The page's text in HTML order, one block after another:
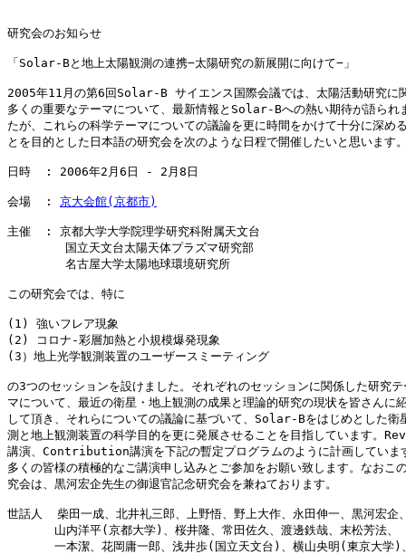
研究会のお知らせ
「Solar-Bと地上太陽観測の連携−太陽研究の新展開に向けて−」
2005年11月の第6回Solar-B サイエンス国際会議では、太陽活動研究に
多くの重要なテーマについて、最新情報とSolar-Bへの熱い期待が語られ
たが、これらの科学テーマについての議論を更に時間をかけて十分に深め
とを目的とした日本語の研究会を次のような日程で開催したいと思います
日時  : 2006年2月6日 - 2月8日
会場  : 京大会館(京都市)
主催  : 京都大学大学院理学研究科附属天文台
        国立天文台太陽天体プラズマ研究部
        名古屋大学太陽地球環境研究所
この研究会では、特に
(1) 強いフレア現象
(2) コロナ-彩層加熱と小規模爆発現象
(3）地上光学観測装置のユーザースミーティング
の3つのセッションを設けました。それぞれのセッションに関係した研究テ
マについて、最近の衛星・地上観測の成果と理論的研究の現状を皆さんに
して頂き、それらについての議論に基づいて、Solar-Bをはじめとした衛
測と地上観測装置の科学目的を更に発展させることを目指しています。
講演、Contribution講演を下記の暫定プログラムのように計画していま
多くの皆様の積極的なご講演申し込みとご参加をお願い致します。なおこ
究会は、黒河宏企先生の御退官記念研究会を兼ねております。
世話人  柴田一成、北井礼三郎、上野悟、野上大作、永田伸一、黒河宏企
山内洋平(京都大学)、桜井隆、常田佐久、渡邊鉄哉、末松芳法、
一本潔、花岡庸一郎、浅井歩(国立天文台)、横山央明(東京大学)